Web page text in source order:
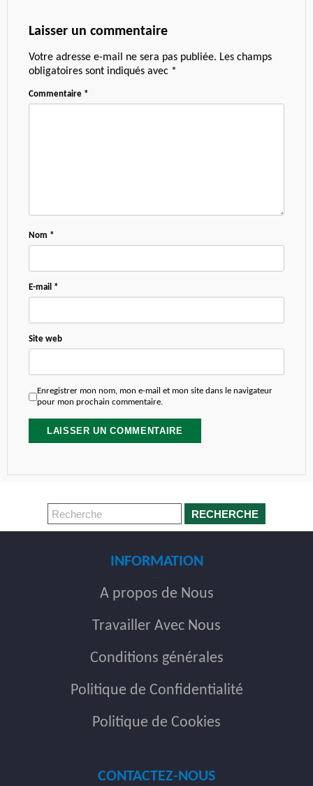
Laisser un commentaire
Votre adresse e-mail ne sera pas publiée. Les champs
obligatoires sont indiqués avec *
Commentaire *
Nom *
E-mail *
Site web
Enregistrer mon nom, mon e-mail et mon site dans le navigateur
pour mon prochain commentaire.
RECHERCHE
INFORMATION
A propos de Nous
Travailler Avec Nous
Conditions générales
Politique de Confidentialité
Politique de Cookies
CONTACTEZ-NOUS